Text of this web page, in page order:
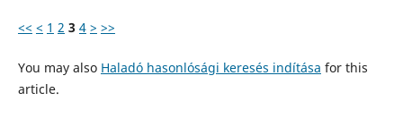
<< < 1 2 3 4 > >>
You may also Haladó hasonlósági keresés indítása for this
article.